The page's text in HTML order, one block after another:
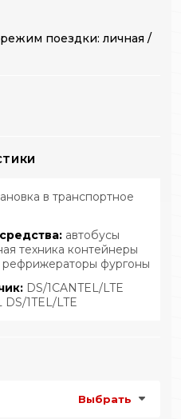
поездки: личная /
в транспортное
автобусы
техника контейнеры
рефрижераторы фургоны
DS/1CANTEL/LTE
DS/1TEL/LTE
Выбрать